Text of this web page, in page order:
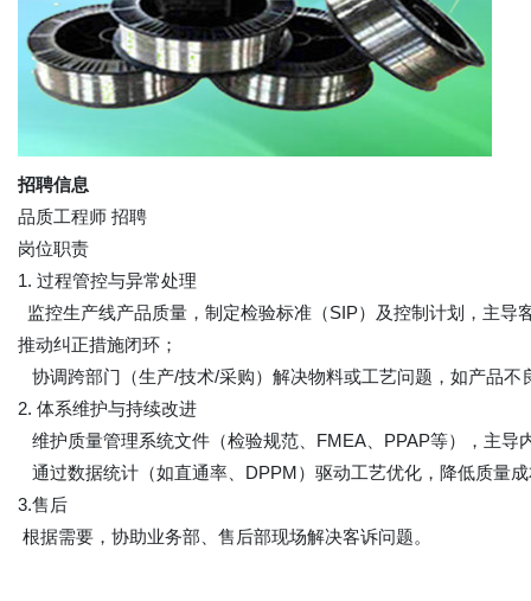
招聘信息
品质工程师 招聘
岗位职责
1. 过程管控与异常处理
监控生产线产品质量，制定检验标准（SIP）及控制计划，主导
推动纠正措施闭环；
协调跨部门（生产/技术/采购）解决物料或工艺问题，如产品不
2. 体系维护与持续改进
维护质量管理系统文件（检验规范、FMEA、PPAP等），主
通过数据统计（如直通率、DPPM）驱动工艺优化，降低质量
3.售后
根据需要，协助业务部、售后部现场解决客诉问题。